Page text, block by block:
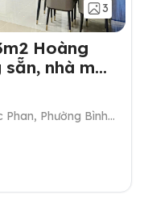
3
Hoàng
nhà mới,
Phường Bình
phố Hồ Chí Minh